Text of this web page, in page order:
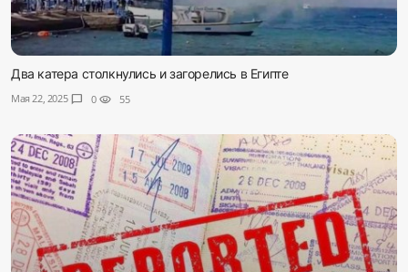
Два катера столкнулись и загорелись в Египте
Мая 22, 2025 chat_bubble 0 visibility 55